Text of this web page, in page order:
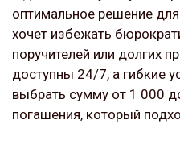
оптимальное решение для
хочет избежать
поручителей или долгих
доступны 24/7, а гибкие
выбрать сумму от 1 000
погашения, который